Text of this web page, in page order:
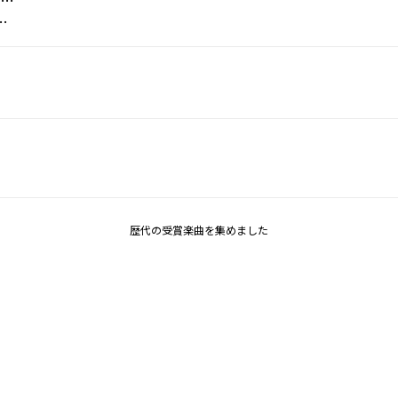
ビット/Nate Dogg
歴代の受賞楽曲を集めました